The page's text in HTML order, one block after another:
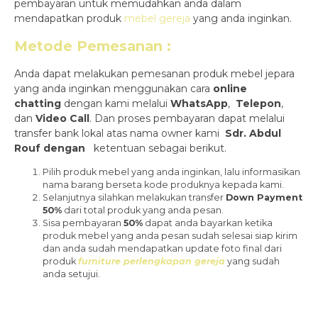
pembayaran untuk memudahkan anda dalam
mendapatkan produk mebel gereja yang anda inginkan.
Metode Pemesanan :
Anda dapat melakukan pemesanan produk mebel jepara
yang anda inginkan menggunakan cara online
chatting dengan kami melalui WhatsApp, Telepon,
dan Video Call. Dan proses pembayaran dapat melalui
transfer bank lokal atas nama owner kami Sdr. Abdul
Rouf dengan ketentuan sebagai berikut.
Pilih produk mebel yang anda inginkan, lalu informasikan
nama barang berseta kode produknya kepada kami.
Selanjutnya silahkan melakukan transfer Down Payment
50% dari total produk yang anda pesan.
Sisa pembayaran 50% dapat anda bayarkan ketika
produk mebel yang anda pesan sudah selesai siap kirim
dan anda sudah mendapatkan update foto final dari
produk furniture perlengkapan gereja yang sudah
anda setujui.